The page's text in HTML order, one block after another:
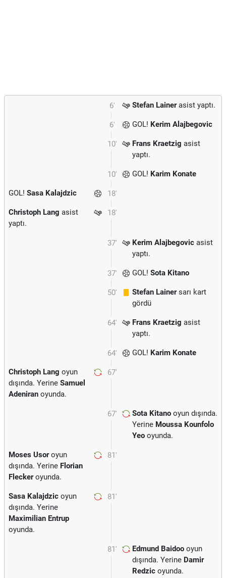
6' Stefan Lainerasist yaptı.
6' GOL! Kerim Alajbegovic
10' Frans Kraetzig asist
yaptı.
10' GOL! Karim Konate
18'
GOL! Sasa Kalajdzic
18'
Christoph Lang asist
yaptı.
37' Kerim Alajbegovic asist
yaptı.
37' GOL! Sota Kitano
50' Stefan Lainersarı kart
gördü
64' Frans Kraetzig asist
yaptı.
64' GOL! Karim Konate
67'
Christoph Lang oyun
dışında. Yerine Samuel
Adeniran oyunda.
67' Sota Kitano oyun dışında.
Yerine Moussa Kounfolo
Yeo oyunda.
81'
Moses Usoroyun
dışında. Yerine Florian
Fleckeroyunda.
81'
Sasa Kalajdzic oyun
dışında. Yerine
Maximilian Entrup
oyunda.
81' Edmund Baidoo oyun
dışında. Yerine Damir
Redzic oyunda.